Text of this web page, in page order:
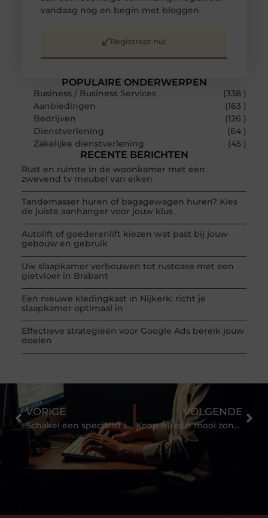
POPULAIRE ONDERWERPEN
Business / Business Services
(338 )
Aanbiedingen
(163 )
Bedrijven
(126 )
Dienstverlening
(64 )
Zakelijke dienstverlening
(45 )
RECENTE BERICHTEN
Rust en ruimte in de woonkamer met een
zwevend tv meubel van eiken
Tandemasser huren of bagagewagen huren? Kies
de juiste aanhanger voor jouw klus
Autolift of goederenlift kiezen wat past bij jouw
gebouw en gebruik
Uw slaapkamer verbouwen tot rustoase met een
gietvloer in Brabant
Een nieuwe kledingkast in Nijkerk: richt je
slaapkamer optimaal in
Effectieve strategieën voor Google Ads bereik jouw
doelen
vandaag nog en begin met bloggen.
Registreer nu!
VORIGE
Schakel een specialist in voor de keuring van uw verwarmingsketel
VOLGENDE
Koop nu een mooi zonnescherm in Duiven